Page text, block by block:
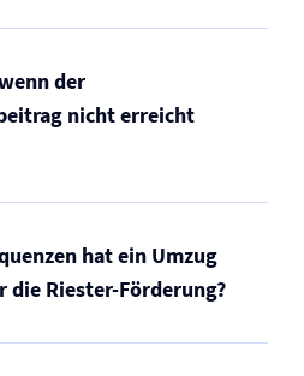
der
nicht erreicht
hat ein Umzug
die Riester-Förderung?